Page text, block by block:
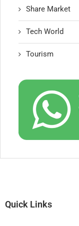
Share Market
Tech World
Tourism
Quick Links